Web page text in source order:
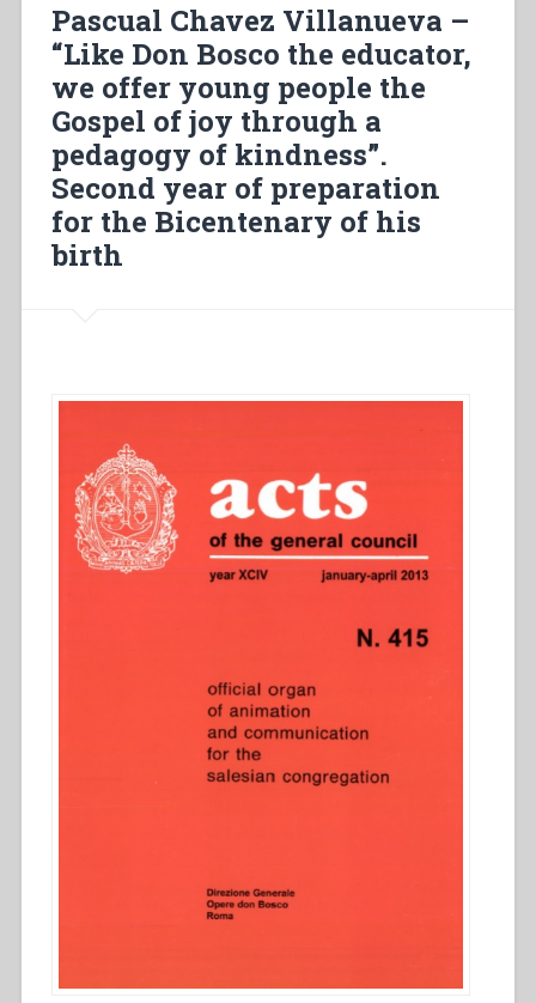
XIII
Capitolo
Generale
dell’Istituto
delle
Figlie
di
Maria
Ausiliatrice
Generalizia
settembre
1958”
Pascual Chavez Villanueva –
“Like Don Bosco the educator,
we offer young people the
Gospel of joy through a
pedagogy of kindness”.
Second year of preparation
for the Bicentenary of his
birth